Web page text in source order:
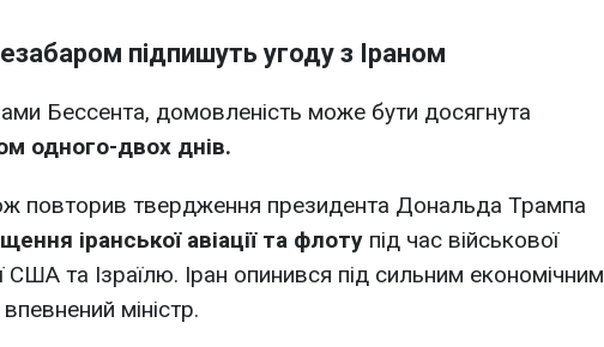
підпишуть угоду з Іраном
Бессента, домовленість може бути досягнута
одного-двох днів.
повторив твердження президента Дональда Трампа
іранської авіації та флоту під час військової
США та Ізраїлю. Іран опинився під сильним економічним
міністр.